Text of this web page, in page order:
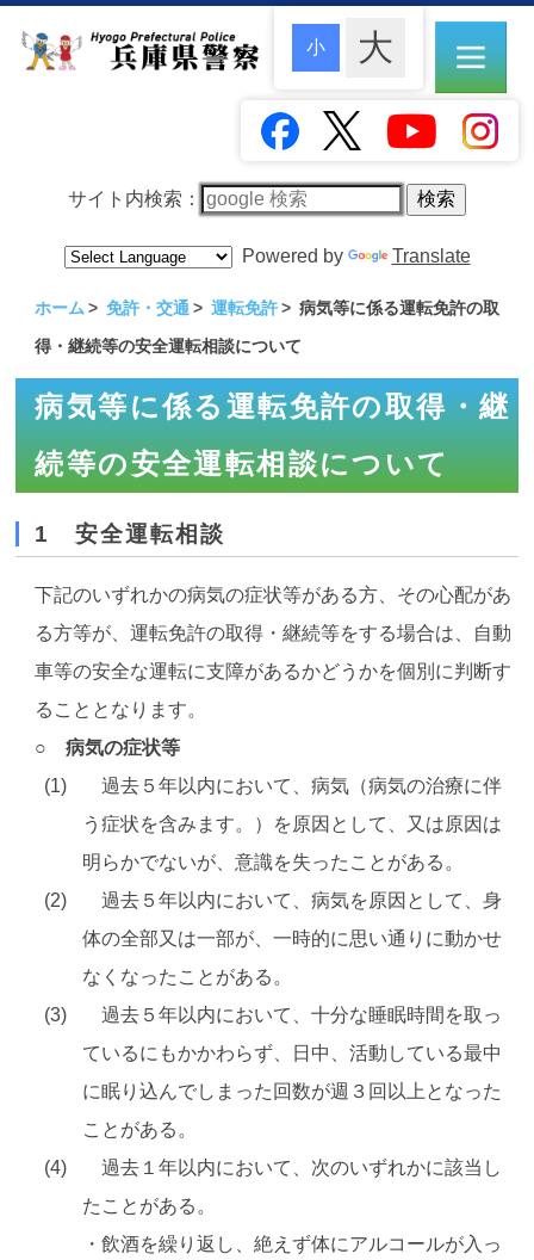
サイト内検索：
Powered by Translate
ホーム 免許・交通 運転免許
病気等に係る運転免許の取
得・継続等の安全運転相談について
病気等に係る運転免許の取得・継
続等の安全運転相談について
1 安全運転相談
下記のいずれかの病気の症状等がある方、その心配があ
る方等が、運転免許の取得・継続等をする場合は、自動
車等の安全な運転に支障があるかどうかを個別に判断す
ることとなります。
○ 病気の症状等
過去５年以内において、病気（病気の治療に伴
う症状を含みます。）を原因として、又は原因は
明らかでないが、意識を失ったことがある。
過去５年以内において、病気を原因として、身
体の全部又は一部が、一時的に思い通りに動かせ
なくなったことがある。
過去５年以内において、十分な睡眠時間を取っ
ているにもかかわらず、日中、活動している最中
に眠り込んでしまった回数が週３回以上となった
ことがある。
過去１年以内において、次のいずれかに該当し
たことがある。
・飲酒を繰り返し、絶えず体にアルコールが入っ